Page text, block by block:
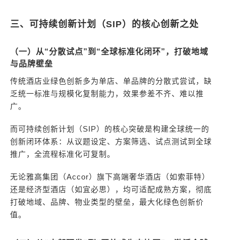
三、可持续创新计划（SIP）的核心创新之处
（一）从“分散试点”到“全球标准化闭环”，打破地域
与品牌壁垒
传统酒店业绿色创新多为单店、单品牌的分散式尝试，缺
乏统一标准与规模化复制能力，效果参差不齐、难以推
广。
而可持续创新计划（SIP）的核心突破是构建全球统一的
创新闭环体系：从议题设定、方案筛选、试点测试到全球
推广，全流程标准化可复制。
无论雅高集团（Accor）旗下高端奢华酒店（如索菲特）
还是经济型酒店（如宜必思），均可适配成熟方案，彻底
打破地域、品牌、物业类型的壁垒，最大化绿色创新价
值。